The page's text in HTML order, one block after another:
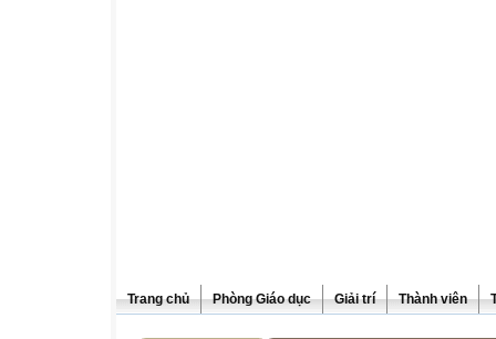
Trang chủ Phòng Giáo dục Giải trí Thành viên